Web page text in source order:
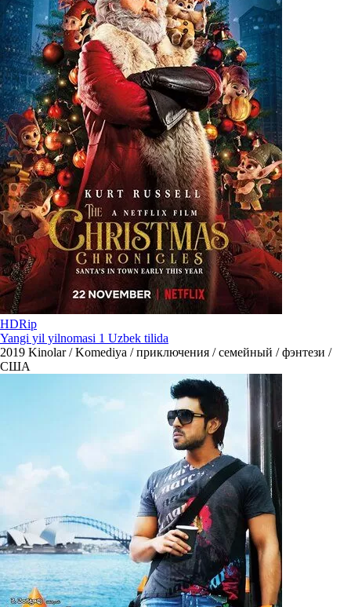
HDRip
Yangi yil yilnomasi 1 Uzbek tilida
2019 Kinolar / Komediya / приключения / семейный / фэнтези /
США